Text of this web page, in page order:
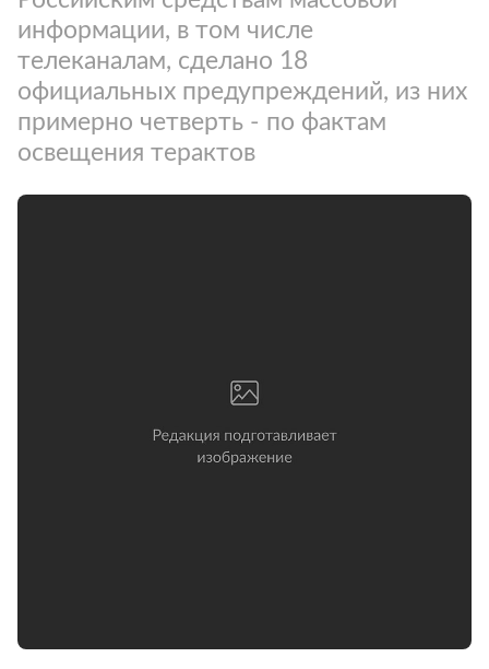
информации, в том числе
телеканалам, сделано 18
официальных предупреждений, из них
примерно четверть - по фактам
освещения терактов